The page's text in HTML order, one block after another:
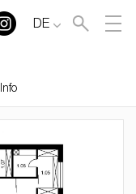
DE
Info